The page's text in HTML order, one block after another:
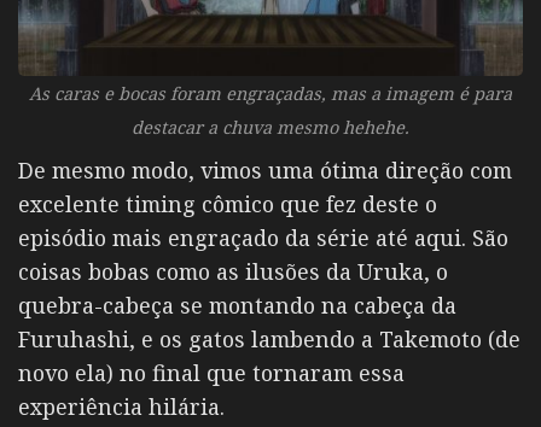
As caras e bocas foram engraçadas, mas a imagem é para
destacar a chuva mesmo hehehe.
De mesmo modo, vimos uma ótima direção com
excelente timing cômico que fez deste o
episódio mais engraçado da série até aqui. São
coisas bobas como as ilusões da Uruka, o
quebra-cabeça se montando na cabeça da
Furuhashi, e os gatos lambendo a Takemoto (de
novo ela) no final que tornaram essa
experiência hilária.